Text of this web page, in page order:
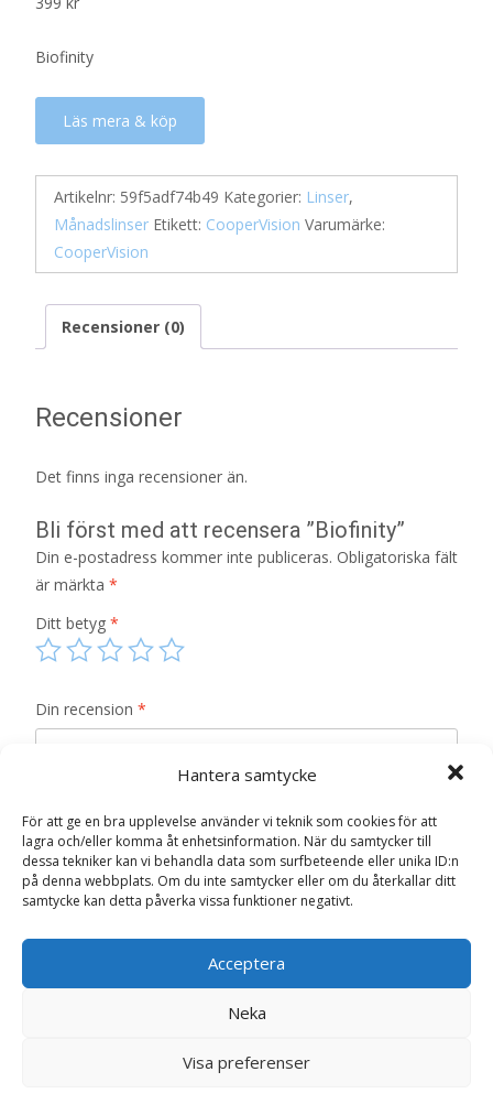
Hantera samtycke
För att ge en bra upplevelse använder vi teknik som cookies för att
lagra och/eller komma åt enhetsinformation. När du samtycker till
dessa tekniker kan vi behandla data som surfbeteende eller unika ID:n
på denna webbplats. Om du inte samtycker eller om du återkallar ditt
samtycke kan detta påverka vissa funktioner negativt.
Acceptera
Neka
Visa preferenser
Biofinity
Läs mera & köp
Artikelnr: 59f5adf74b49 Kategorier: Linser,
Månadslinser Etikett: CooperVision Varumärke:
CooperVision
Recensioner (0)
Recensioner
Det finns inga recensioner än.
Bli först med att recensera ”Biofinity”
Din e-postadress kommer inte publiceras. Obligatoriska fält
är märkta *
Ditt betyg *
Din recension *
Namn*
E-post*
Spara mitt namn, min e-postadress och webbplats i
denna webbläsare till nästa gång jag skriver en
kommentar.